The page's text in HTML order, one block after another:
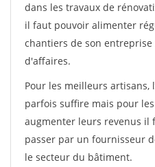
dans les travaux de
il faut pouvoir alimenter
chantiers de son
d'affaires.
Pour les meilleurs
parfois suffire mais pour
augmenter leurs revenus il
passer par un fournisseur
le secteur du bâtiment.